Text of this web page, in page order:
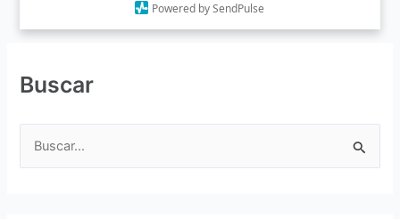
Powered by SendPulse
Buscar